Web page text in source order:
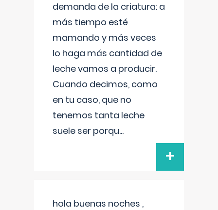
demanda de la criatura: a
más tiempo esté
mamando y más veces
lo haga más cantidad de
leche vamos a producir.
Cuando decimos, como
en tu caso, que no
tenemos tanta leche
suele ser porqu...
+
hola buenas noches ,